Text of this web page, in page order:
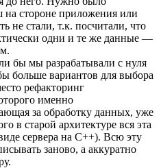
на стороне приложения или
не стали, т.к. посчитали, что
одни и те же данные —
бы мы разрабатывали с нуля
больше вариантов для выбора
рефакторинг
именно
за обработку данных, уже
в старой архитектуре вся эта
сервера на С++). Всю эту
заново, а аккуратно